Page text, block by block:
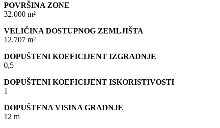
POVRŠINA ZONE
32.000 m²
VELIČINA DOSTUPNOG ZEMLJIŠTA
12.707 m²
DOPUŠTENI KOEFICIJENT IZGRADNJE
0,5
DOPUŠTENI KOEFICIJENT ISKORISTIVOSTI
1
DOPUŠTENA VISINA GRADNJE
12 m